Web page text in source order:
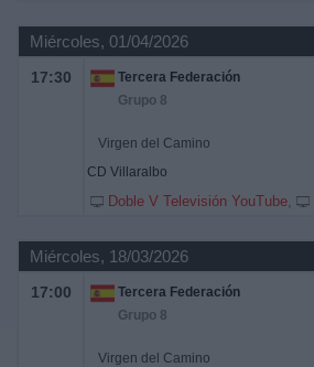
Miércoles, 01/04/2026
17:30
Tercera Federación
Grupo 8
Virgen del Camino
CD Villaralbo
Doble V Televisión YouTube
Miércoles, 18/03/2026
17:00
Tercera Federación
Grupo 8
Virgen del Camino